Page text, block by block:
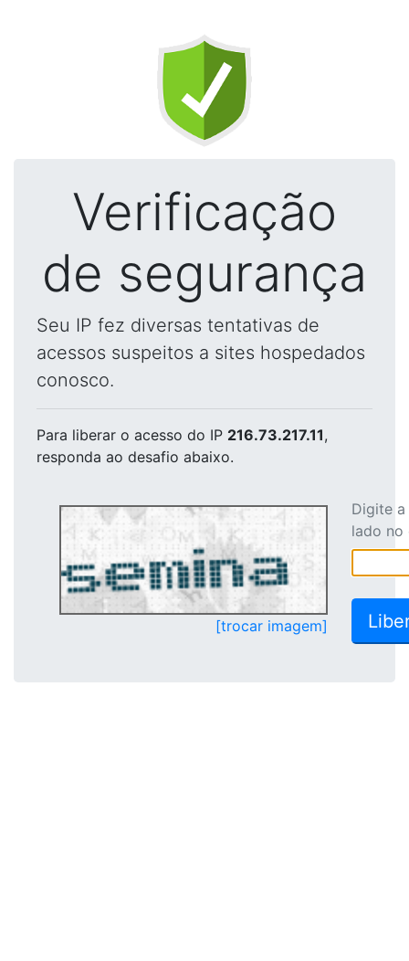
Verificação
de segurança
Seu IP fez diversas tentativas de
acessos suspeitos a sites hospedados
conosco.
Para liberar o acesso do IP 216.73.217.11,
responda ao desafio abaixo.
[trocar imagem]
Digite
lado no